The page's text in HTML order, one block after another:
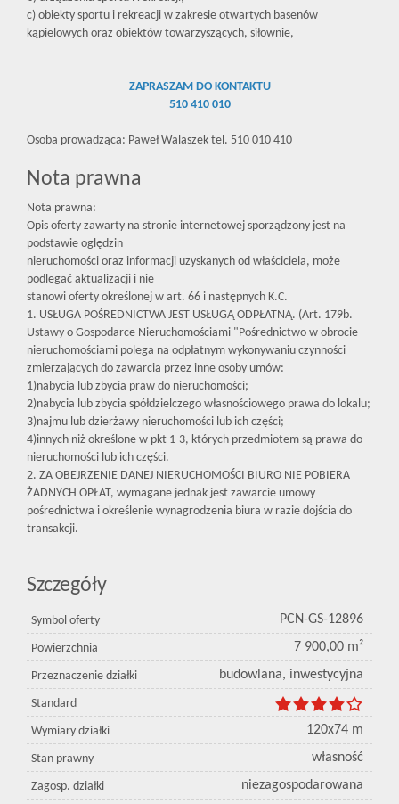
c) obiekty sportu i rekreacji w zakresie otwartych basenów
kąpielowych oraz obiektów towarzyszących, siłownie,
ZAPRASZAM DO KONTAKTU
510 410 010
Osoba prowadząca: Paweł Walaszek tel. 510 010 410
Nota prawna
Nota prawna:
Opis oferty zawarty na stronie internetowej sporządzony jest na
podstawie oględzin
nieruchomości oraz informacji uzyskanych od właściciela, może
podlegać aktualizacji i nie
stanowi oferty określonej w art. 66 i następnych K.C.
1. USŁUGA POŚREDNICTWA JEST USŁUGĄ ODPŁATNĄ. (Art. 179b.
Ustawy o Gospodarce Nieruchomościami "Pośrednictwo w obrocie
nieruchomościami polega na odpłatnym wykonywaniu czynności
zmierzających do zawarcia przez inne osoby umów:
1)nabycia lub zbycia praw do nieruchomości;
2)nabycia lub zbycia spółdzielczego własnościowego prawa do lokalu;
3)najmu lub dzierżawy nieruchomości lub ich części;
4)innych niż określone w pkt 1-3, których przedmiotem są prawa do
nieruchomości lub ich części.
2. ZA OBEJRZENIE DANEJ NIERUCHOMOŚCI BIURO NIE POBIERA
ŻADNYCH OPŁAT, wymagane jednak jest zawarcie umowy
pośrednictwa i określenie wynagrodzenia biura w razie dojścia do
transakcji.
Szczegóły
Symbol oferty PCN-GS-12896
Powierzchnia 7 900,00 m²
Przeznaczenie działki budowlana, inwestycyjna
Standard
Wymiary działki 120x74 m
Stan prawny własność
Zagosp. działki niezagospodarowana